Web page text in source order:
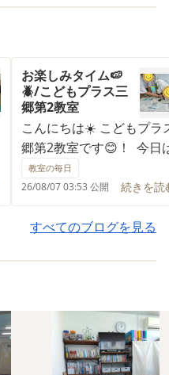
お楽しみタイム🍉
🪲/こどもプラス三
郷第2教室
こんにちは☀️ こどもプラ
郷第2教室です😊！ 今日
動終わりにお楽しみタイ
設け、職員が連れてきて
たカブトムシと触れ合い
た😊🎵 入室時からワク
ら覗き込んだり優しく触
援 こどもプラス三郷第
室 〇児童発達支援・放課
デイサービス 〇〒341-
教室の毎日
26/08/07 03:53 公開 続きを読
すべてのブログを見る